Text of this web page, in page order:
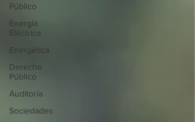
Público
Energía
Eléctrica
Energética
Derecho
Público
Auditoría
Sociedades